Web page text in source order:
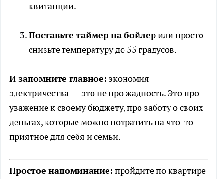
квитанции.
Поставьте таймер на бойлерили просто
снизьте температуру до 55 градусов.
И запомните главное: экономия
электричества — это не про жадность. Это про
уважение к своему бюджету, про заботу о своих
деньгах, которые можно потратить на что-то
приятное для себя и семьи.
Простое напоминание: пройдите по квартире